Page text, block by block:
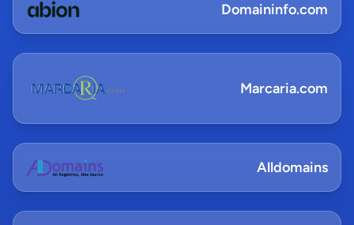
Domaininfo.com
Marcaria.com
Alldomains